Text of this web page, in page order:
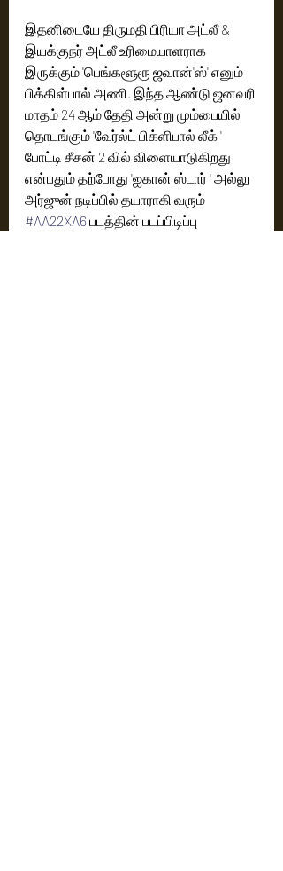
இதனிடையே திருமதி பிரியா அட்லீ &
இயக்குநர் அட்லீ உரிமையாளராக
இருக்கும் 'பெங்களூரூ ஜவான்'ஸ்' எனும்
பிக்கிள்பால் அணி. இந்த ஆண்டு ஜனவரி
மாதம் 24 ஆம் தேதி அன்று மும்பையில்
தொடங்கும் 'வேர்ல்ட் பிக்ளிபால் லீக் '
போட்டி சீசன் 2 வில் விளையாடுகிறது
என்பதும் தற்போது 'ஐகான் ஸ்டார் ' அல்லு
அர்ஜுன் நடிப்பில் தயாராகி வரும்
#AA22XA6 படத்தின் படப்பிடிப்பு